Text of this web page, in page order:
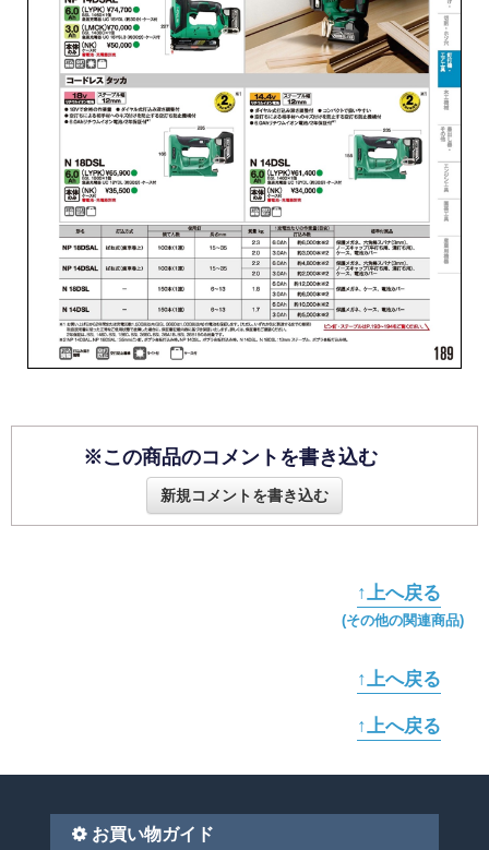
※この商品のコメントを書き込む
新規コメントを書き込む
↑上へ戻る
(その他の関連商品)
↑上へ戻る
↑上へ戻る
お買い物ガイド